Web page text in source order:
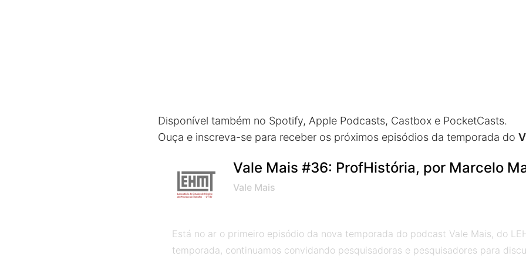
Disponível também no Spotify, Apple Podcasts, Castbox e PocketCasts.
Ouça e inscreva-se para receber os próximos episódios da temporada do
Vale Mais #36: ProfHistória, por Marcelo
–
Vale Mais
Está no ar o primeiro episódio da nova temporada do podcast Vale Mais, do LEHMT-
temporada, continuamos convidando pesquisadoras e pesquisadores para